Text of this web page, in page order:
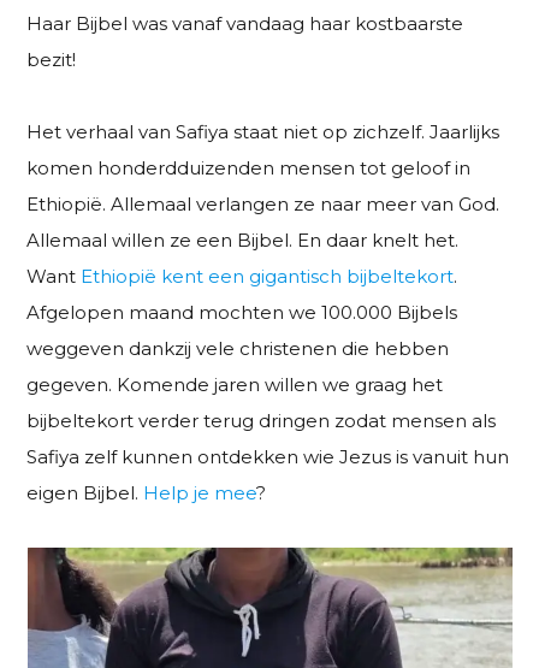
Haar Bijbel was vanaf vandaag haar kostbaarste
bezit!
Het verhaal van Safiya staat niet op zichzelf. Jaarlijks
komen honderdduizenden mensen tot geloof in
Ethiopië. Allemaal verlangen ze naar meer van God.
Allemaal willen ze een Bijbel. En daar knelt het.
Want Ethiopië kent een gigantisch bijbeltekort.
Afgelopen maand mochten we 100.000 Bijbels
weggeven dankzij vele christenen die hebben
gegeven. Komende jaren willen we graag het
bijbeltekort verder terug dringen zodat mensen als
Safiya zelf kunnen ontdekken wie Jezus is vanuit hun
eigen Bijbel. Help je mee?